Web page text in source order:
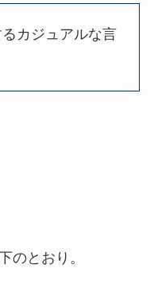
カジュアルな言
のとおり。